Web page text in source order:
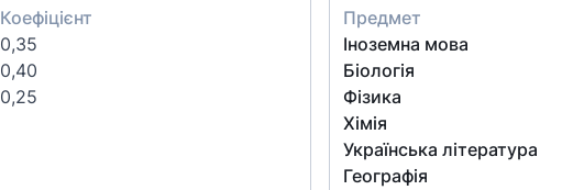
Коефіцієнт
0,35
0,40
0,25
Предмет
Іноземна мова
Біологія
Фізика
Хімія
Українська література
Географія